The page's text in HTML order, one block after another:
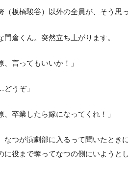
（板橋駿谷）以外の全員が、そう思
門倉くん。突然立ち上がります。
、言ってもいいか！」
うぞ」
、卒業したら嫁になってくれ！」
なつが演劇部に入るって聞いたとき
に役まで奪ってなつの側にいようと